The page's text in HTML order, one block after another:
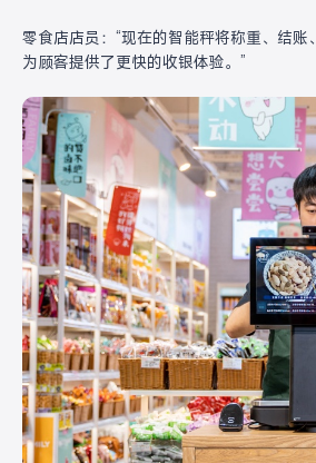
零食店店员：“现在的智能秤将称重、结账
为顾客提供了更快的收银体验。”